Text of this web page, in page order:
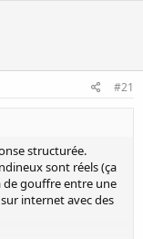
#21
structurée.
sont réels (ça
de gouffre entre une
internet avec des